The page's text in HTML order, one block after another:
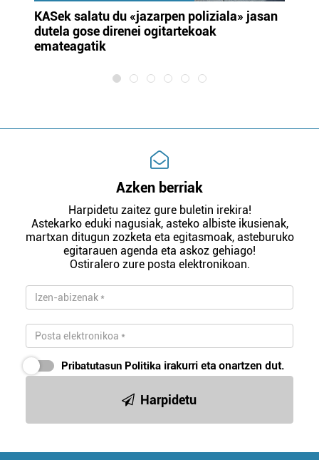
KASek salatu du «jazarpen poliziala» jasan
dutela gose direnei ogitartekoak
emateagatik
Azken berriak
Harpidetu zaitez gure buletin irekira!
Astekarko eduki nagusiak, asteko albiste ikusienak,
martxan ditugun zozketa eta egitasmoak, asteburuko
egitarauen agenda eta askoz gehiago!
Ostiralero zure posta elektronikoan.
Pribatutasun Politika irakurri eta onartzen dut.
Harpidetu